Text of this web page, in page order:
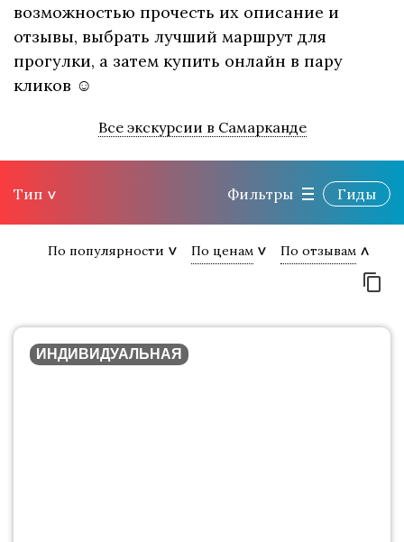
возможностью прочесть их описание и
отзывы, выбрать лучший маршрут для
прогулки, а затем купить онлайн в пару
кликов ☺
Все экскурсии в Самарканде
Тип Фильтры Гиды
По популярности По ценам По отзывам
ИНДИВИДУАЛЬНАЯ